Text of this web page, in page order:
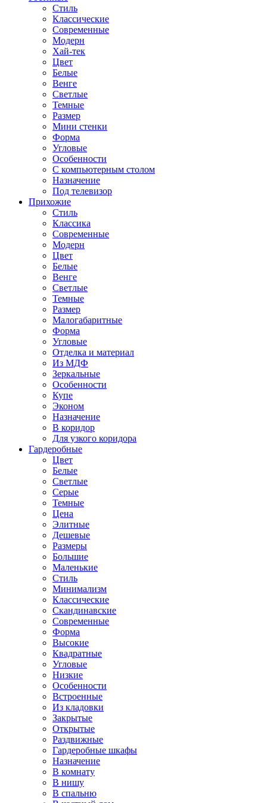
Стиль
Классические
Современные
Модерн
Хай-тек
Цвет
Белые
Венге
Светлые
Темные
Размер
Мини стенки
Форма
Угловые
Особенности
С компьютерным столом
Назначение
Под телевизор
Прихожие
Стиль
Классика
Современные
Модерн
Цвет
Белые
Венге
Светлые
Темные
Размер
Малогабаритные
Форма
Угловые
Отделка и материал
Из МДФ
Зеркальные
Особенности
Купе
Эконом
Назначение
В коридор
Для узкого коридора
Гардеробные
Цвет
Белые
Светлые
Серые
Темные
Цена
Элитные
Дешевые
Размеры
Большие
Маленькие
Стиль
Минимализм
Классические
Скандинавские
Современные
Форма
Высокие
Квадратные
Угловые
Низкие
Особенности
Встроенные
Из кладовки
Закрытые
Открытые
Раздвижные
Гардеробные шкафы
Назначение
В комнату
В нишу
В спальню